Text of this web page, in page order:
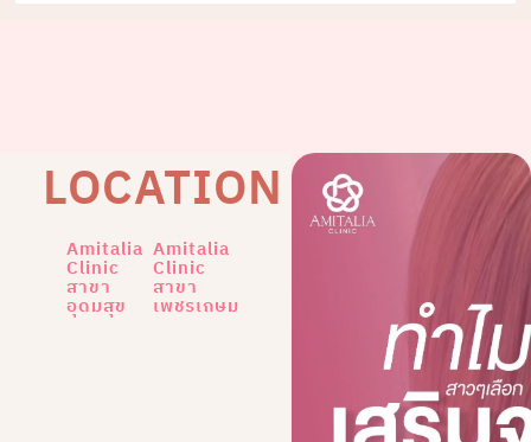
LOCATION
Amitalia
Clinic
สาขา
อุดมสุข
Amitalia
Clinic
สาขา
เพชรเกษม